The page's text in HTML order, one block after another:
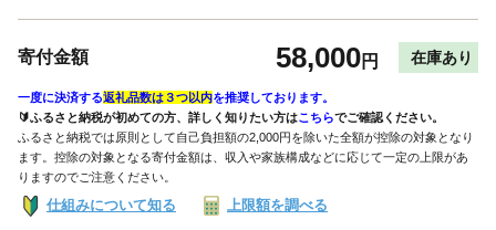
寄付金額 58,000円 在庫あり
一度に決済する返礼品数は３つ以内を推奨しております。
🔰ふるさと納税が初めての方、詳しく知りたい方はこちらでご確認ください。
ふるさと納税では原則として自己負担額の2,000円を除いた全額が控除の対象となり
ます。控除の対象となる寄付金額は、収入や家族構成などに応じて一定の上限があ
りますのでご注意ください。
仕組みについて知る 上限額を調べる